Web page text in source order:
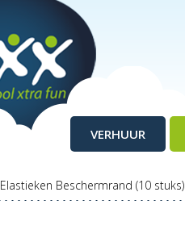
VERHUUR
Elastieken Beschermrand (10 stuks)